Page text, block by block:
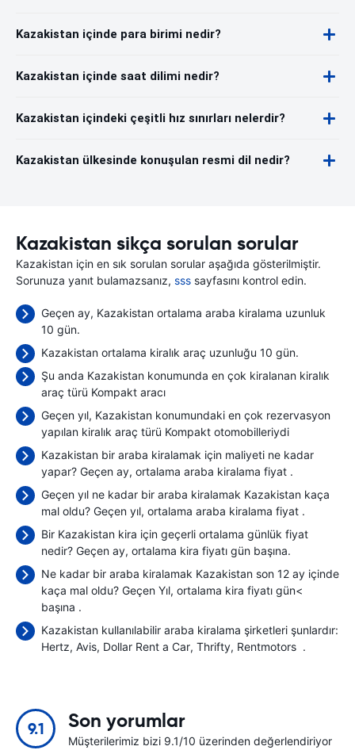
Kazakistan içinde para birimi nedir?
Kazakistan içinde saat dilimi nedir?
Kazakistan içindeki çeşitli hız sınırları nelerdir?
Kazakistan ülkesinde konuşulan resmi dil nedir?
Kazakistan sikça sorulan sorular
Kazakistan için en sık sorulan sorular aşağıda gösterilmiştir.
Sorunuza yanıt bulamazsanız, sss sayfasını kontrol edin.
Geçen ay, Kazakistan ortalama araba kiralama uzunluk
10 gün.
Kazakistan ortalama kiralık araç uzunluğu 10 gün.
Şu anda Kazakistan konumunda en çok kiralanan kiralık
araç türü Kompakt aracı
Geçen yıl, Kazakistan konumundaki en çok rezervasyon
yapılan kiralık araç türü Kompakt otomobilleriydi
Kazakistan bir araba kiralamak için maliyeti ne kadar
yapar? Geçen ay, ortalama araba kiralama fiyat .
Geçen yıl ne kadar bir araba kiralamak Kazakistan kaça
mal oldu? Geçen yıl, ortalama araba kiralama fiyat .
Bir Kazakistan kira için geçerli ortalama günlük fiyat
nedir? Geçen ay, ortalama kira fiyatı gün başına.
Ne kadar bir araba kiralamak Kazakistan son 12 ay içinde
kaça mal oldu? Geçen Yıl, ortalama kira fiyatı gün<
başına .
Kazakistan kullanılabilir araba kiralama şirketleri şunlardır:
Hertz Avis Dollar Rent a Car Thrifty Rentmotors .
9.1 Son yorumlar
Müşterilerimiz bizi 9.1/10 üzerinden değerlendiriyor